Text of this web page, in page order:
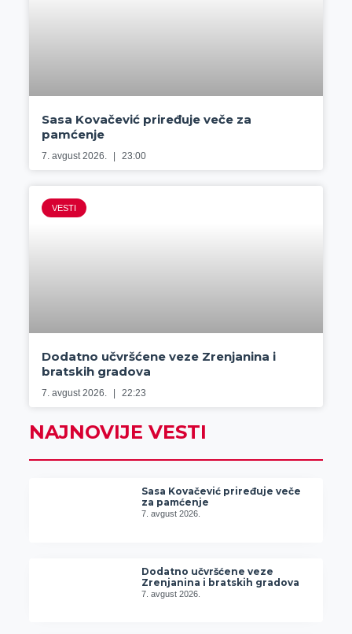
Sasa Kovačević priređuje veče za
pamćenje
7. avgust 2026. 23:00
VESTI
Dodatno učvršćene veze Zrenjanina i
bratskih gradova
7. avgust 2026. 22:23
NAJNOVIJE VESTI
Sasa Kovačević priređuje veče
za pamćenje
7. avgust 2026.
Dodatno učvršćene veze
Zrenjanina i bratskih gradova
7. avgust 2026.